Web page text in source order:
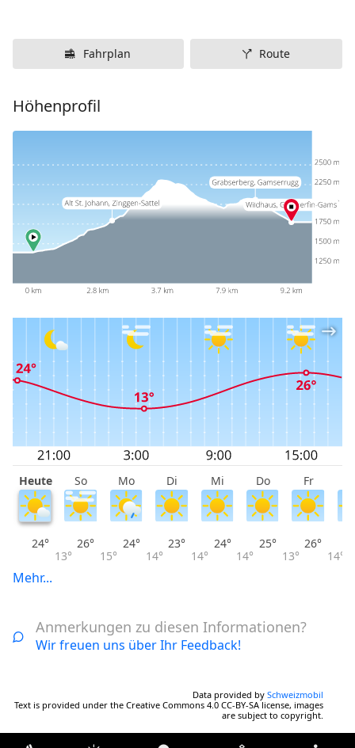
Fahrplan Route
Höhenprofil
Heute So Mo Di Mi Do Fr
24°
13°
26°
15°
24°
14°
23°
14°
24°
14°
25°
13°
26°
14°
Mehr...
Anmerkungen zu diesen Informationen?
Wir freuen uns über Ihr Feedback!
Data provided by Schweizmobil
Text is provided under the Creative Commons 4.0 CC-BY-SA license, images
are subject to copyright.